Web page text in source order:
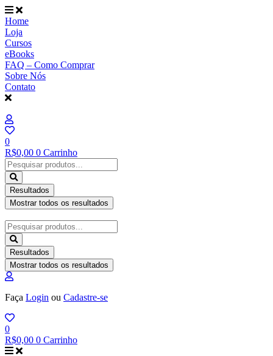
Ir
para
o
conteúdo
Home
Loja
Cursos
eBooks
FAQ – Como Comprar
Sobre Nós
Contato
0
R$0,00 0 Carrinho
Pesquisar
...
Resultados
Mostrar todos os resultados
Pesquisar
...
Resultados
Mostrar todos os resultados
Faça Login ou Cadastre-se
0
R$0,00 0 Carrinho